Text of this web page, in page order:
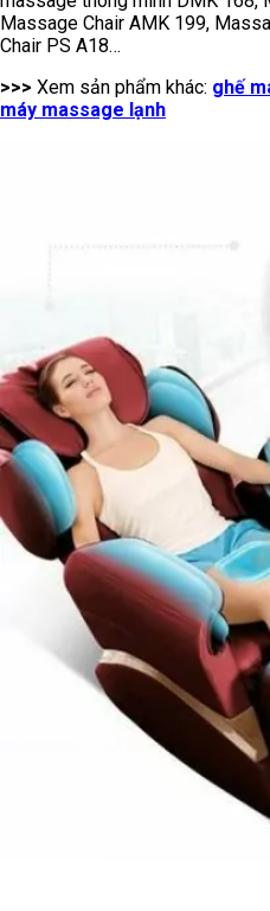
Massage Chair AMK 199,
Chair PS A18…
>>> Xem sản phẩm khác: ghế
máy massage lạnh